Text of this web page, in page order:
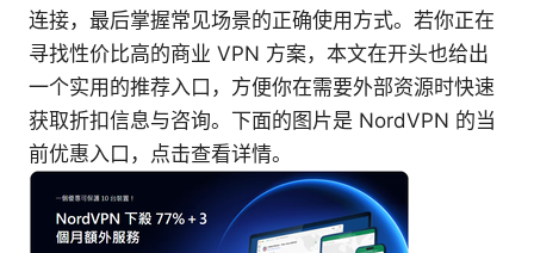
连接，最后掌握常见场景的正确使用方式。若你正在
寻找性价比高的商业 VPN 方案，本文在开头也给出
一个实用的推荐入口，方便你在需要外部资源时快速
获取折扣信息与咨询。下面的图片是 NordVPN 的当
前优惠入口，点击查看详情。